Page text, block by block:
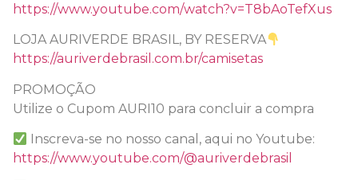
https://www.youtube.com/watch?v=T8bAoTefXus
LOJA AURIVERDE BRASIL, BY RESERVA
https://auriverdebrasil.com.br/camisetas
PROMOÇÃO
Utilize o Cupom AURI10 para concluir a compra
Inscreva-se no nosso canal, aqui no Youtube:
https://www.youtube.com/@auriverdebrasil